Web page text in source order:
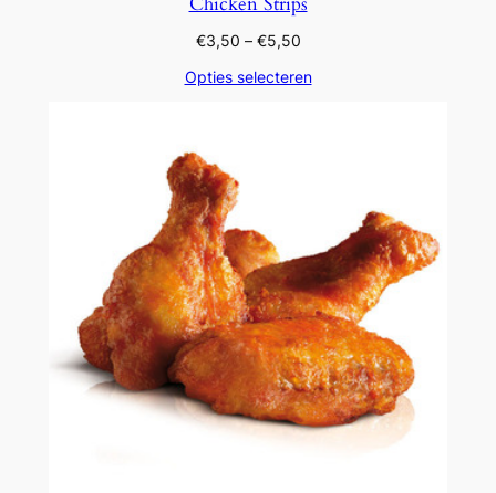
€3,50 – €5,50Prijsklasse:
tot
Opties selecteren